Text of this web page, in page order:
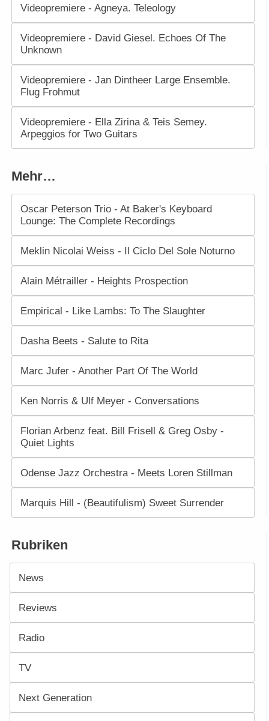
Videopremiere - Agneya. Teleology
Videopremiere - David Giesel. Echoes Of The
Unknown
Videopremiere - Jan Dintheer Large Ensemble.
Flug Frohmut
Videopremiere - Ella Zirina & Teis Semey.
Arpeggios for Two Guitars
Mehr…
Oscar Peterson Trio - At Baker's Keyboard
Lounge: The Complete Recordings
Meklin Nicolai Weiss - Il Ciclo Del Sole Noturno
Alain Métrailler - Heights Prospection
Empirical - Like Lambs: To The Slaughter
Dasha Beets - Salute to Rita
Marc Jufer - Another Part Of The World
Ken Norris & Ulf Meyer - Conversations
Florian Arbenz feat. Bill Frisell & Greg Osby -
Quiet Lights
Odense Jazz Orchestra - Meets Loren Stillman
Marquis Hill - (Beautifulism) Sweet Surrender
Rubriken
News
Reviews
Radio
TV
Next Generation